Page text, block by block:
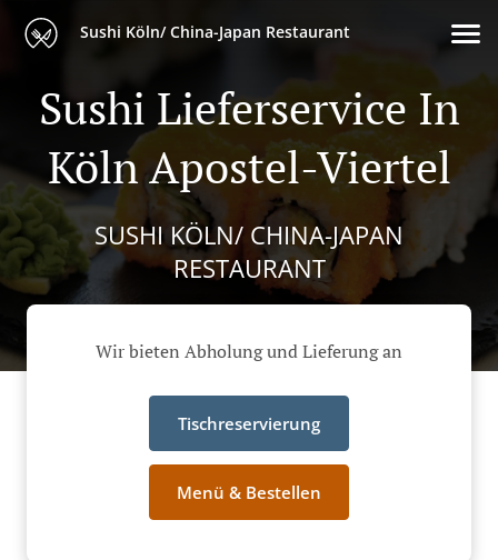
Sushi Köln/ China-Japan Restaurant
Sushi Lieferservice In
Köln Apostel-Viertel
SUSHI KÖLN/ CHINA-JAPAN
RESTAURANT
Wir bieten Abholung und Lieferung an
Tischreservierung
Menü & Bestellen